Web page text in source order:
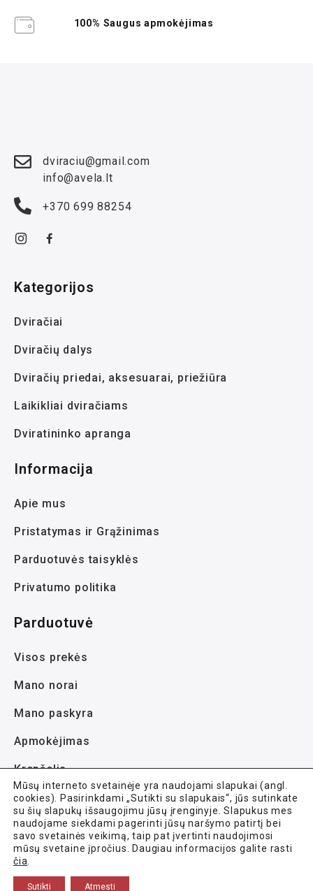
100% Saugus apmokėjimas
dviraciu@gmail.com
info@avela.lt
+370 699 88254
Kategorijos
Dviračiai
Dviračių dalys
Dviračių priedai, aksesuarai, priežiūra
Laikikliai dviračiams
Dviratininko apranga
Informacija
Apie mus
Pristatymas ir Grąžinimas
Parduotuvės taisyklės
Privatumo politika
Parduotuvė
Visos prekės
Mano norai
Mano paskyra
Apmokėjimas
Krepšelis
Mūsų interneto svetainėje yra naudojami slapukai (angl.
cookies). Pasirinkdami „Sutikti su slapukais“, jūs sutinkate
su šių slapukų išsaugojimu jūsų įrenginyje. Slapukus mes
naudojame siekdami pagerinti jūsų naršymo patirtį bei
savo svetainės veikimą, taip pat įvertinti naudojimosi
mūsų svetaine įpročius. Daugiau informacijos galite rasti
čia
Sutikti Atmesti